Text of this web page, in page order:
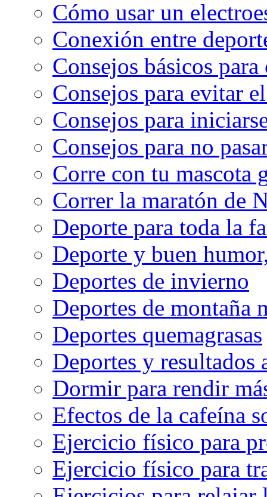
Cómo usar un
Conexión entre
Consejos básicos
Consejos para evitar
Consejos para
Consejos para no
Corre con tu mascota
Correr la maratón de
Deporte para toda la
Deporte y buen
Deportes de invierno
Deportes de montaña
Deportes quemagrasas
Deportes y resultados
Dormir para rendir
Efectos de la cafeína
Ejercicio físico para
Ejercicio físico para